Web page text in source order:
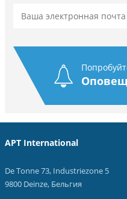
APT International
De Tonne 73, Industriezone 5
9800 Deinze, Бельгия